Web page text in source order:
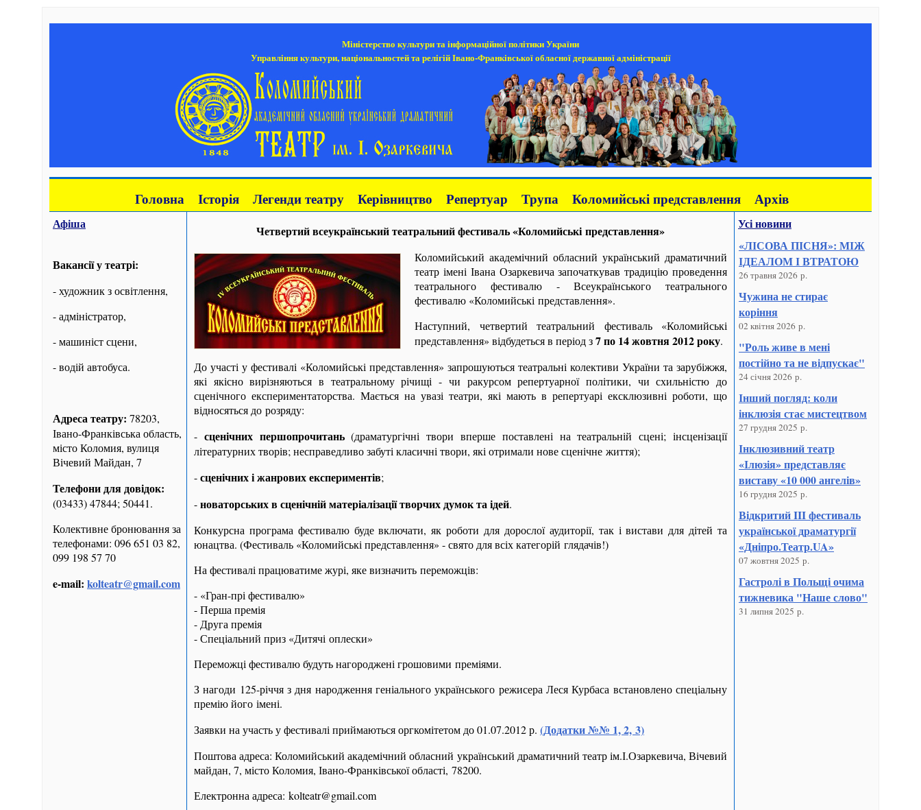
Міністерство культури та інформаційної політики України
Управління культури, національностей та релігій Івано-Франківської обласної державної адміністрації
Головна Історія Легенди театру Керівництво Репертуар Трупа Коломийські представлення Архів
Афіша
Вакансії у театрі:
- художник з освітлення,
- адміністратор,
- машиніст сцени,
- водій автобуса.
Адреса театру: 78203,
Івано-Франківська область,
місто Коломия, вулиця
Вічевий Майдан, 7
Телефони для довідок:
(03433) 47844; 50441.
Колективне бронювання за
телефонами: 096 651 03 82,
099 198 57 70
e-mail: kolteatr@gmail.com
Усі новини
«ЛІСОВА ПІСНЯ»: МІЖ
ІДЕАЛОМ І ВТРАТОЮ
26 травня 2026 р.
Чужина не стирає
коріння
02 квітня 2026 р.
"Роль живе в мені
постійно та не відпускає"
24 січня 2026 р.
Інший погляд: коли
інклюзія стає мистецтвом
27 грудня 2025 р.
Інклюзивний театр
«Ілюзія» представляє
виставу «10 000 ангелів»
16 грудня 2025 р.
Відкритий III фестиваль
української драматургії
«Дніпро.Театр.UA»
07 жовтня 2025 р.
Гастролі в Польщі очима
тижневика "Наше слово"
31 липня 2025 р.
Четвертий всеукраїнський театральний фестиваль «Коломийські представлення»
Коломийський академічний обласний український драматичний
театр імені Івана Озаркевича започаткував традицію проведення
театрального фестивалю - Всеукраїнського театрального
фестивалю «Коломийські представлення».
Наступний, четвертий театральний фестиваль «Коломийські
представлення» відбудеться в період з7 по 14 жовтня 2012 року.
До участі у фестивалі «Коломийські представлення» запрошуються театральні колективи України та зарубіжжя,
які якісно вирізняються в театральному річищі - чи ракурсом репертуарної політики, чи схильністю до
сценічного експериментаторства. Мається на увазі театри, які мають в репертуарі ексклюзивні роботи, що
відносяться до розряду:
- сценічних першопрочитань(драматургічні твори вперше поставлені на театральній сцені; інсценізації
літературних творів; несправедливо забуті класичні твори, які отримали нове сценічне життя);
-сценічних і жанрових експериментів;
-новаторських в сценічній матеріалізації творчих думок та ідей.
Конкурсна програма фестивалю буде включати, як роботи для дорослої аудиторії, так і вистави для дітей та
юнацтва. (Фестиваль «Коломийські представлення» - свято для всіх категорій глядачів!)
На фестивалі працюватиме журі, яке визначить переможців:
- «Гран-прі фестивалю»
- Перша премія
- Друга премія
- Спеціальний приз «Дитячі оплески»
Переможці фестивалю будуть нагороджені грошовими преміями.
З нагоди 125-річчя з дня народження геніального українського режисера Леся Курбаса встановлено спеціальну
премію його імені.
Заявки на участь у фестивалі приймаються оргкомітетом до 01.07.2012 р. (Додатки №№ 1, 2, 3)
Поштова адреса: Коломийський академічний обласний український драматичний театр ім.І.Озаркевича, Вічевий
майдан, 7, місто Коломия, Івано-Франківської області, 78200.
Електронна адреса: kolteatr@gmail.com